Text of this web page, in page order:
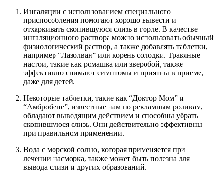
Ингаляции с использованием специального
приспособления помогают хорошо вывести и
отхаркивать скопившуюся слизь в горле. В качестве
ингаляционного раствора можно использовать обычный
физиологический раствор, а также добавлять таблетки,
например “Лазолван” или корень солодки. Травяные
настои, такие как ромашка или зверобой, также
эффективно снимают симптомы и приятны в приеме,
даже для детей.
Некоторые таблетки, такие как “Доктор Мом” и
“Амбробене”, известные нам по рекламным роликам,
обладают выводящим действием и способны убрать
скопившуюся слизь. Они действительно эффективны
при правильном применении.
Вода с морской солью, которая применяется при
лечении насморка, также может быть полезна для
вывода слизи и других образований.